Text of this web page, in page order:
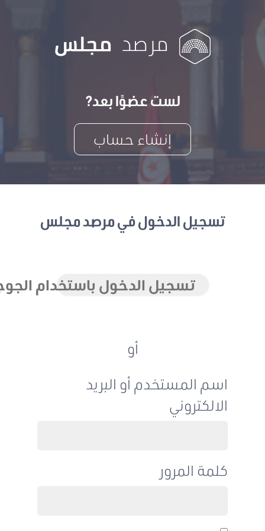
لست عضوًا بعد?
إنشاء حساب
تسجيل الدخول في مرصد مجلس
تسجيل الدخول باستخدام الجوجل
اسم المستخدم أو البريد
الالكتروني
كلمة المرور